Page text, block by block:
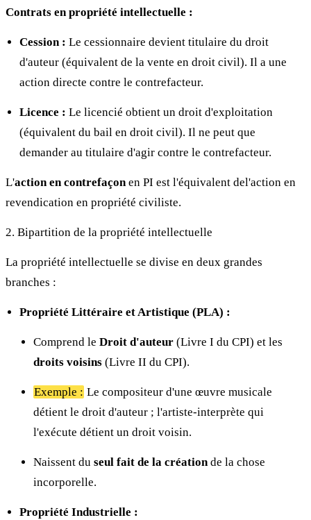
Contrats en propriété intellectuelle :
Cession : Le cessionnaire devient titulaire du droit
d'auteur (équivalent de la vente en droit civil). Il a une
action directe contre le contrefacteur.
Licence : Le licencié obtient un droit d'exploitation
(équivalent du bail en droit civil). Il ne peut que
demander au titulaire d'agir contre le contrefacteur.
L'action en contrefaçonen PI est l'équivalent del'action en
revendication en propriété civiliste.
2. Bipartition de la propriété intellectuelle
La propriété intellectuelle se divise en deux grandes
branches :
Propriété Littéraire et Artistique (PLA) :
Comprend le Droit d'auteur (Livre I du CPI) et les
droits voisins (Livre II du CPI).
Exemple : Le compositeur d'une œuvre musicale
détient le droit d'auteur ; l'artiste-interprète qui
l'exécute détient un droit voisin.
Naissent du seul fait de la créationde la chose
incorporelle.
Propriété Industrielle :